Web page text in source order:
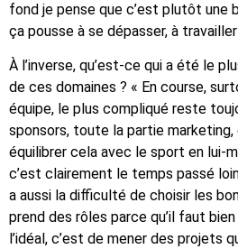
fond je pense que c’est plutôt une
ça pousse à se dépasser, à
À l’inverse, qu’est-ce qui a été le
de ces domaines ? « En course,
équipe, le plus compliqué reste
sponsors, toute la partie
équilibrer cela avec le sport en lui-
c’est clairement le temps passé
a aussi la difficulté de choisir les
prend des rôles parce qu’il faut
l’idéal, c’est de mener des projets